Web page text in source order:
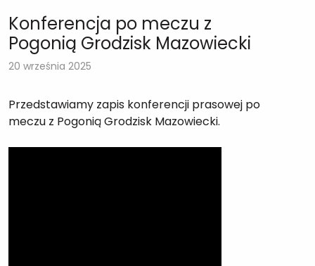
Konferencja po meczu z
Pogonią Grodzisk Mazowiecki
20 września 2025
Przedstawiamy zapis konferencji prasowej po
meczu z Pogonią Grodzisk Mazowiecki.